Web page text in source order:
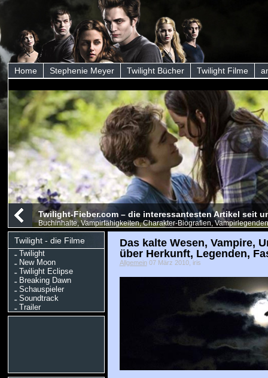
Home Stephenie Meyer Twilight Bücher Twilight Filme
Twilight-Fieber.com – die interessantesten Artikel seit
Buchinhalte, Vampirfähigkeiten, Charakter-Biografien,
Twilight - die Filme
Twilight
New Moon
Twilight Eclipse
Breaking Dawn
Schauspieler
Soundtrack
Trailer
Das kalte Wesen, Vampire,
über Herkunft, Legenden,
Allgemein07 März 2010, iris